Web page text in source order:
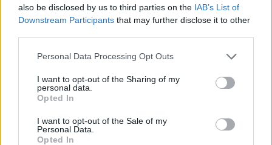
also be disclosed by us to third parties on the IAB’s List of
Downstream Participants that may further disclose it to other
Personal Data Processing Opt Outs
I want to opt-out of the Sharing of my
personal data.
Opted In
I want to opt-out of the Sale of my
Personal Data.
Opted In
HODNOTENIE OBCHODU
Objednávala som po prvý
krát cez váš obchod. Tovar
bol doručený včas a v
poriadku . Prvá skúsenosť
Renata H.
Spokojnosť na 100%